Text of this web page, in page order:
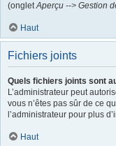
(ongletAperçu --> Gestion
Haut
Fichiers joints
Quels fichiers joints sont
L’administrateur peut
vous n’êtes pas sûr de ce
l’administrateur pour plus
Haut